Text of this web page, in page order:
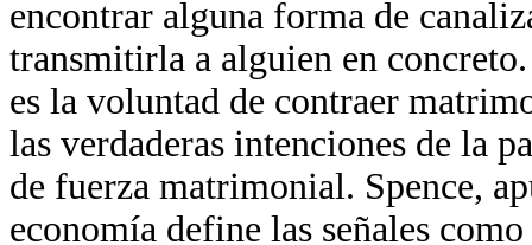
encontrar alguna forma de
transmitirla a alguien en
es la voluntad de contraer
las verdaderas intenciones de la
de fuerza matrimonial. Spence,
economía define las señales